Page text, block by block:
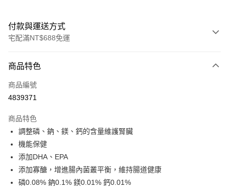
付款與運送方式
宅配滿NT$688免運
信用卡一次付款
信用卡分期付款
合作金庫商業銀行
華南商業銀行
彰化商業銀行
上海商業儲蓄銀行
國泰世華商業銀行
臺灣中小企業銀行
台中商業銀行
匯豐（台灣）商業銀行
聯邦商業銀行
6 期 0 利率 每期
華南商業銀行
上海商業儲蓄銀行
國泰世華商業銀行
兆豐國際商業銀行
臺灣中小企業銀行
台中商業銀行
超商取貨付款
LINE Pay
Apple Pay
商品特色
商品編號
4839371
商品特色
調整磷、鈉、鎂、鈣的含量維護腎臟
機能保健
添加DHA、EPA
添加寡醣，增進腸內菌叢平衡，維持腸道健康
磷0.08% 鈉0.1% 鎂0.01% 鈣0.01%